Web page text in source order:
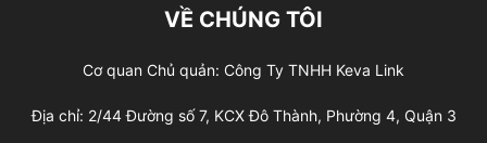
VỀ CHÚNG TÔI
Cơ quan Chủ quản: Công Ty TNHH Keva Link
Địa chỉ: 2/44 Đường số 7, KCX Đô Thành, Phường 4, Quận 3